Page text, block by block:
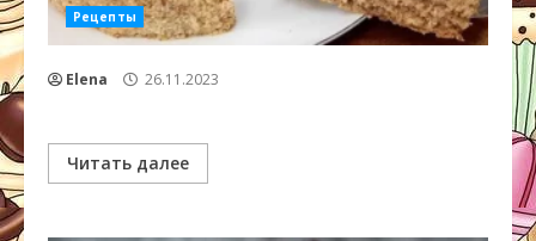
Рецепты
Elena 26.11.2023
Читать далее